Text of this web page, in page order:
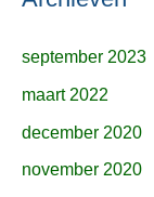
september 2023
maart 2022
december 2020
november 2020